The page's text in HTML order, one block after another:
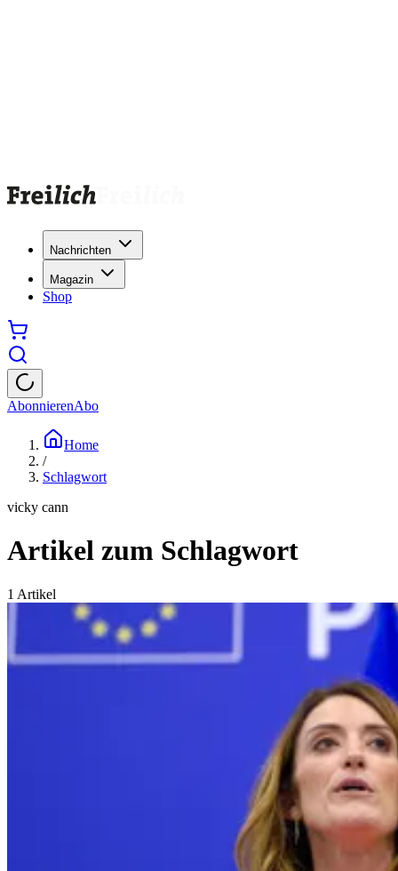
Nachrichten
Magazin
Shop
AbonnierenAbo
Home
/
Schlagwort
vicky cann
Artikel zum Schlagwort
1 Artikel